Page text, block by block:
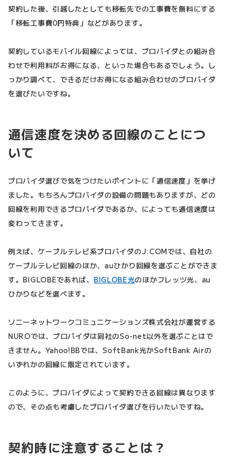
契約した後、引越したとしても移転先での工事費を無料にする
「移転工事費0円特典」などがあります。
契約しているモバイル回線によっては、プロバイダとの組み合
わせで利用料がお得になる、といった場合もあるでしょう。し
っかり調べて、できるだけお得になる組み合わせのプロバイダ
を選びたいですね。
通信速度を決める回線のことにつ
いて
プロバイダ選びで気をつけたいポイントに「通信速度」を挙げ
ました。もちろんプロバイダの設備の問題もありますが、どの
回線を利用できるプロバイダであるか、によっても通信速度は
変わってきます。
例えば、ケーブルテレビ系プロバイダのJ:COMでは、自社の
ケーブルテレビ回線のほか、auひかり回線を選ぶことができま
す。BIGLOBEであれば、 BIGLOBE光のほかフレッツ光、au
ひかりなどを選べます。
ソニーネットワークコミュニケーションズ株式会社が運営する
NUROでは、プロバイダは同社のSo-net以外を選ぶことはで
きません。Yahoo!BBでは、SoftBank光かSoftBank Airの
いずれかの回線に限定されています。
このように、プロバイダによって契約できる回線は異なります
ので、その点も考慮したプロバイダ選びを行いたいですね。
契約時に注意することは？